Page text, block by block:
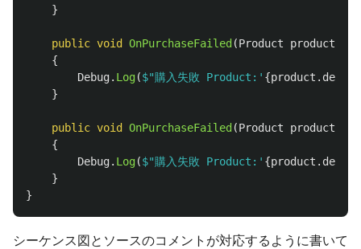
}
public void OnPurchaseFailed (Product product
{
Debug. Log($"購入失敗 Product:' {product .
}
public void OnPurchaseFailed (Product product
{
Debug. Log($"購入失敗 Product:' {product .
}
}
シーケンス図とソースのコメントが対応するように書いて